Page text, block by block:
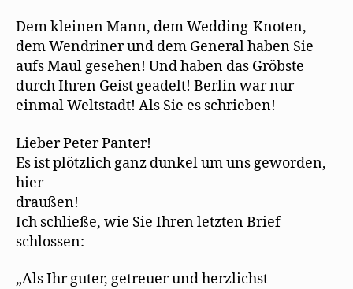
Dem kleinen Mann, dem Wedding-Knoten,
dem Wendriner und dem General haben Sie
aufs Maul gesehen! Und haben das Gröbste
durch Ihren Geist geadelt! Berlin war nur
einmal Weltstadt! Als Sie es schrieben!
Lieber Peter Panter!
Es ist plötzlich ganz dunkel um uns geworden,
hier
draußen!
Ich schließe, wie Sie Ihren letzten Brief
schlossen:
„Als Ihr guter, getreuer und herzlichst